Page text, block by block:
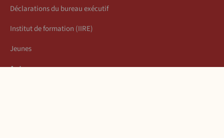
Déclarations du bureau exécutif
Institut de formation (IIRE)
Jeunes
Auteurs